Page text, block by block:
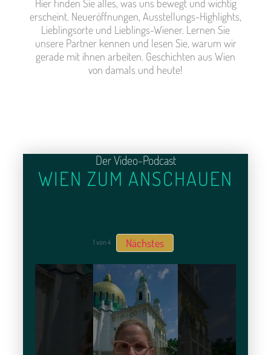
Hier finden Sie alles, was uns bewegt und wichtig
erscheint. Neueröffnungen, Ausstellungs-Highlights,
Lieblingsorte und Lieblings-Wiener. Lernen Sie
unsere Partner kennen und lesen Sie, warum wir
gerade mit ihnen arbeiten. Geschichten aus Wien
von damals und heute!
Der Video-Podcast
WIEN ZUM ANSCHAUEN
1 von 4 Nächstes